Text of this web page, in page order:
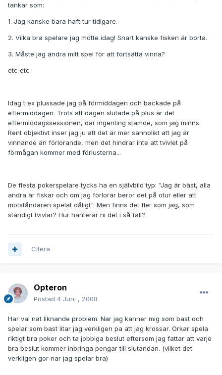
tankar som:
1. Jag kanske bara haft tur tidigare.
2. Vilka bra spelare jag mötte idag! Snart kanske fisken är borta.
3. Måste jag ändra mitt spel för att fortsätta vinna?
etc etc
Idag t ex plussade jag på förmiddagen och backade på
eftermiddagen. Trots att dagen slutade på plus är det
eftermiddagssessionen, där ingenting stämde, som jag minns.
Rent objektivt inser jag ju att det är mer sannolikt att jag är
vinnande än förlorande, men det hindrar inte att tvivlet på
förmågan kommer med förlusterna...
De flesta pokerspelare tycks ha en självbild typ: "Jag är bäst, alla
andra är fiskar och om jag förlorar beror det på otur eller att
motståndaren spelat dåligt". Men finns det fler som jag, som
ständigt tvivlar? Hur hanterar ni det i så fall?
Citera
Opteron
Postad 4 Juni , 2008
Har val nat liknande problem. Nar jag kanner mig som bast och
spelar som bast litar jag verkligen pa att jag krossar. Orkar spela
riktigt bra poker och ta jobbiga beslut eftersom jag fattar att varje
bra beslut kommer inbringa pengar till slutandan. (vilket det
verkligen gor nar jag spelar bra)